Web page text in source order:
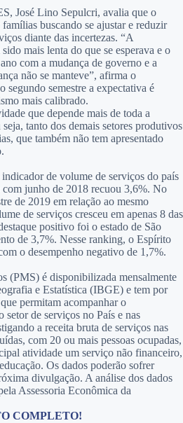
José Lino Sepulcri, avalia que o
buscando se ajustar e reduzir
diante das incertezas. “A
mais lenta do que se esperava e o
com a mudança de governo e a
não se manteve”, afirma o
segundo semestre a expectativa é
mais calibrado.
que depende mais de toda a
tanto dos demais setores produtivos
que também não tem apresentado
de volume de serviços do país
junho de 2018 recuou 3,6%. No
de 2019 em relação ao mesmo
de serviços cresceu em apenas 8 das
positivo foi o estado de São
de 3,7%. Nesse ranking, o Espírito
o desempenho negativo de 1,7%.
(PMS) é disponibilizada mensalmente
e Estatística (IBGE) e tem por
permitam acompanhar o
de serviços no País e nas
a receita bruta de serviços nas
com 20 ou mais pessoas ocupadas,
atividade um serviço não financeiro,
Os dados poderão sofrer
divulgação. A análise dos dados
Assessoria Econômica da
COMPLETO!